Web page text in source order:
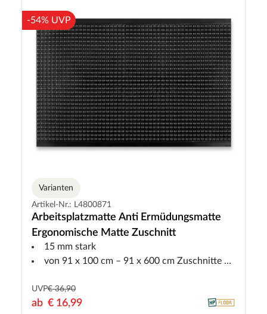
-54% UVP
Varianten
Artikel-Nr.: L4800871
Arbeitsplatzmatte Anti Ermüdungsmatte
Ergonomische Matte Zuschnitt
15 mm stark
von 91 x 100 cm – 91 x 600 cm Zuschnitte möglich siehe Größentabelle
UVP€ 36,90
ab € 16,99